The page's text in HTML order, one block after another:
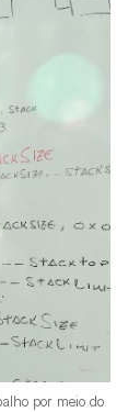
por meio do